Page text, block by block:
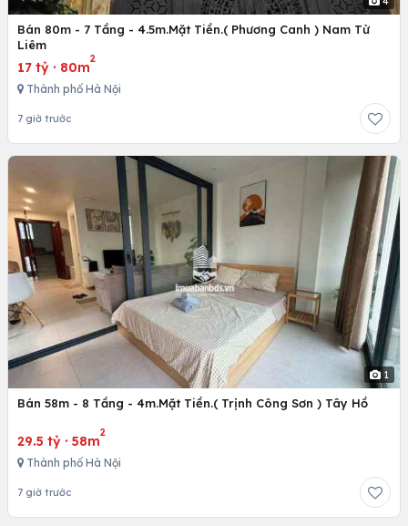
Bán 80m - 7 Tầng - 4.5m.Mặt Tiền.( Phương Canh ) Nam Từ
Liêm
17 tỷ · 80m
2
Thành phố Hà Nội
7 giờ trước
1
Bán 58m - 8 Tầng - 4m.Mặt Tiền.( Trịnh Công Sơn ) Tây Hồ
29.5 tỷ · 58m
2
Thành phố Hà Nội
7 giờ trước